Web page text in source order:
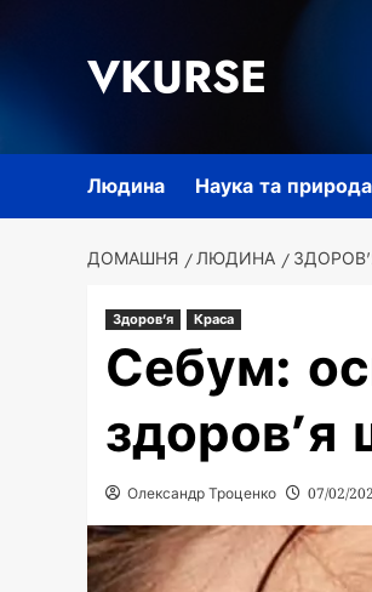
VKURSE
Людина Наука та природа
ДОМАШНЯ ЛЮДИНА
Здоров'я Краса
Себум:
здоров’я
Олександр Троценко 07/02/